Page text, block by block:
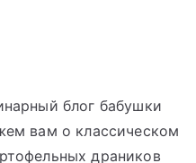
блог бабушки
вам о классическом
драников